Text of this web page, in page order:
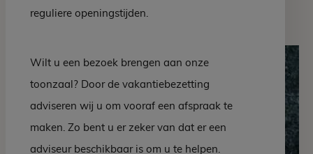
Serpentijn
reguliere openingstijden.
Wilt u een bezoek brengen aan onze
toonzaal? Door de vakantiebezetting
adviseren wij u om vooraf een afspraak te
maken. Zo bent u er zeker van dat er een
adviseur beschikbaar is om u te helpen.